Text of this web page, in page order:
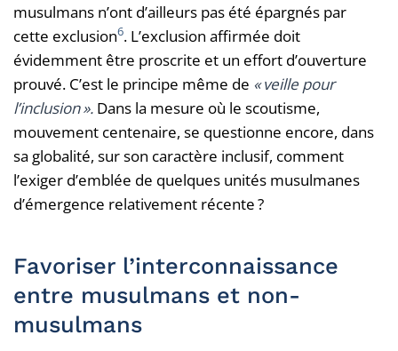
musulmans n’ont d’ailleurs pas été épargnés par
cette exclusion6. L’exclusion affirmée doit
évidemment être proscrite et un effort d’ouverture
prouvé. C’est le principe même de « veille pour
l’inclusion ». Dans la mesure où le scoutisme,
mouvement centenaire, se questionne encore, dans
sa globalité, sur son caractère inclusif, comment
l’exiger d’emblée de quelques unités musulmanes
d’émergence relativement récente ?
Favoriser l’interconnaissance
entre musulmans et non-
musulmans